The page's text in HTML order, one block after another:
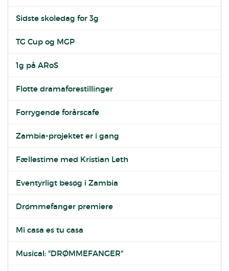
Sidste skoledag for 3g
TG Cup og MGP
1g på ARoS
Flotte dramaforestillinger
Forrygende forårscafe
Zambia-projektet er i gang
Fællestime med Kristian Leth
Eventyrligt besøg i Zambia
Drømmefanger premiere
Mi casa es tu casa
Musical: "DRØMMEFANGER"